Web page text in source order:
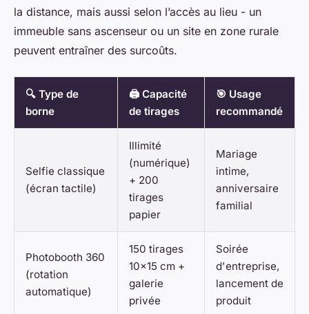
la distance, mais aussi selon l’accès au lieu - un
immeuble sans ascenseur ou un site en zone rurale
peuvent entraîner des surcoûts.
🔍 Type de
borne
🖨️ Capacité
de tirages
🎯 Usage
recommandé
Selfie classique
(écran tactile)
Illimité
(numérique)
+ 200
tirages
papier
Mariage
intime,
anniversaire
familial
Photobooth 360
(rotation
automatique)
150 tirages
10x15 cm +
galerie
privée
Soirée
d'entreprise,
lancement de
produit